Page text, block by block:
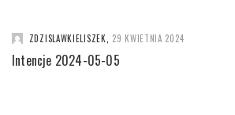
ZDZISLAWKIELISZEK 29 KWIETNIA 2024
Intencje 2024-05-05